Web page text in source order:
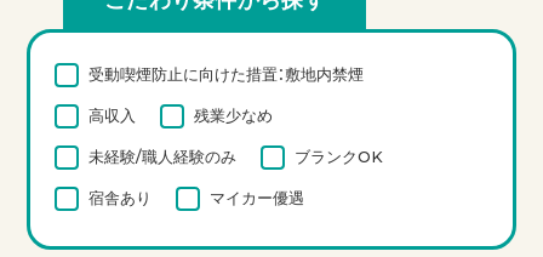
受動喫煙防止に向けた措置：敷地内禁煙
高収入 残業少なめ
未経験/職人経験のみ ブランクOK
宿舎あり マイカー優遇